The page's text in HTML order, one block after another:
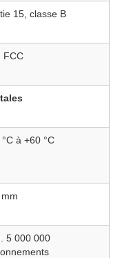
15, classe B
FCC
à +60 °C
5 000 000